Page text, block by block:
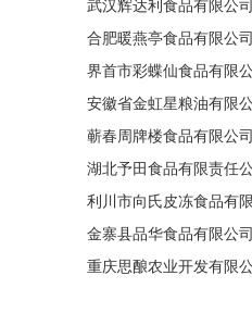
武汉辉达利食品有限公司
合肥暖燕亭食品有限公司
界首市彩蝶仙食品有限
安徽省金虹星粮油有限
蕲春周牌楼食品有限公司
湖北予田食品有限责任
利川市向氏皮冻食品有
金寨县品华食品有限公司
重庆思酿农业开发有限